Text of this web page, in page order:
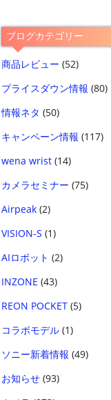
ブログカテゴリー
商品レビュー (52)
プライスダウン情報 (80)
情報ネタ (50)
キャンペーン情報 (117)
wena wrist(14)
カメラセミナー (75)
Airpeak(2)
VISION-S (1)
AIロボット (2)
INZONE (43)
REON POCKET(5)
コラボモデル(1)
ソニー新着情報 (49)
お知らせ(93)